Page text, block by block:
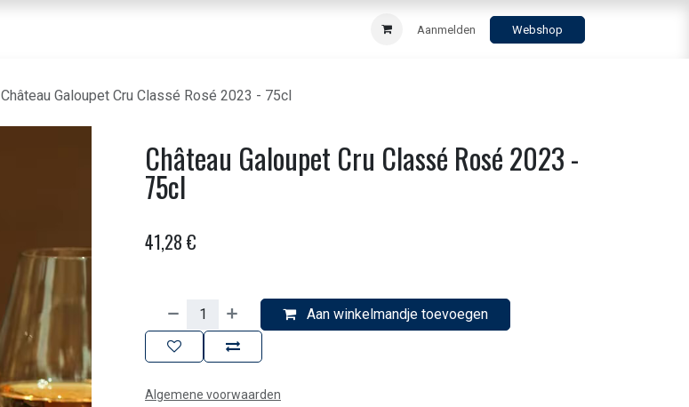
Aanmelden Webshop
Château Galoupet Cru Classé Rosé 2023 - 75cl
Château Galoupet Cru Classé Rosé 2023 -
75cl
41,28 €
Aan winkelmandje toevoegen
Algemene voorwaarden